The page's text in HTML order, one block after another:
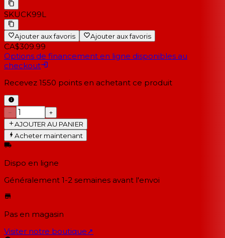
SKUCK99L
Ajouter aux favoris Ajouter aux favoris
CA$309.99
Options de financement en ligne disponibles au
checkout
Recevez 1550 points en achetant ce produit
−
+
AJOUTER AU PANIER
Acheter maintenant
Dispo en ligne
Généralement 1-2 semaines avant l'envoi
Pas en magasin
Visiter notre boutique↗